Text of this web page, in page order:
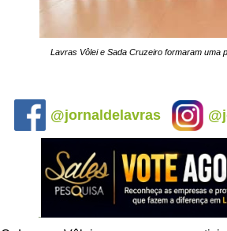
Lavras Vôlei e Sada Cruzeiro formaram uma
@jornaldelavras